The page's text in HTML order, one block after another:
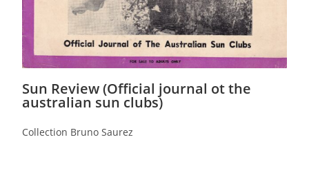
Sun Review (Official journal ot the
australian sun clubs)
Collection Bruno Saurez